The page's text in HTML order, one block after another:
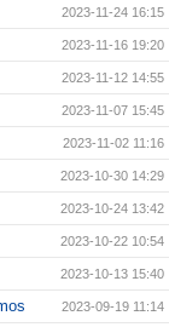
2023-11-24 16:15
2023-11-16 19:20
2023-11-12 14:55
2023-11-07 15:45
2023-11-02 11:16
2023-10-30 14:29
2023-10-24 13:42
2023-10-22 10:54
2023-10-13 15:40
2023-09-19 11:14